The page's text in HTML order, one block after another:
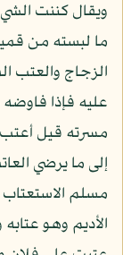
ويقال كننت
ما لبسته من
الزجاج والعتب
عليه فإذا فاوضه
مسرته قيل أعتب
إلى ما يرضي
مسلم
الأديم وهو عتابه